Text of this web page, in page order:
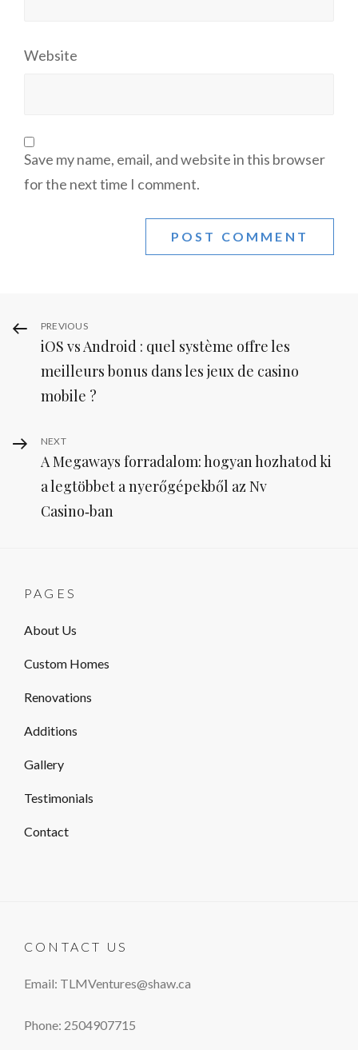
Website
Save my name, email, and website in this browser
for the next time I comment.
Post
navigation
Previous
Post
PREVIOUS
iOS vs Android : quel système offre les
meilleurs bonus dans les jeux de casino
mobile ?
Next
Post
NEXT
A Megaways forradalom: hogyan hozhatod ki
a legtöbbet a nyerőgépekből az Nv
Casino‑ban
PAGES
About Us
Custom Homes
Renovations
Additions
Gallery
Testimonials
Contact
CONTACT US
Email: TLMVentures@shaw.ca
Phone: 2504907715